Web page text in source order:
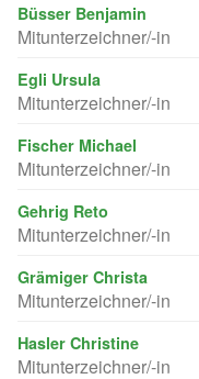
Büsser Benjamin
Mitunterzeichner/-in
Egli Ursula
Mitunterzeichner/-in
Fischer Michael
Mitunterzeichner/-in
Gehrig Reto
Mitunterzeichner/-in
Grämiger Christa
Mitunterzeichner/-in
Hasler Christine
Mitunterzeichner/-in